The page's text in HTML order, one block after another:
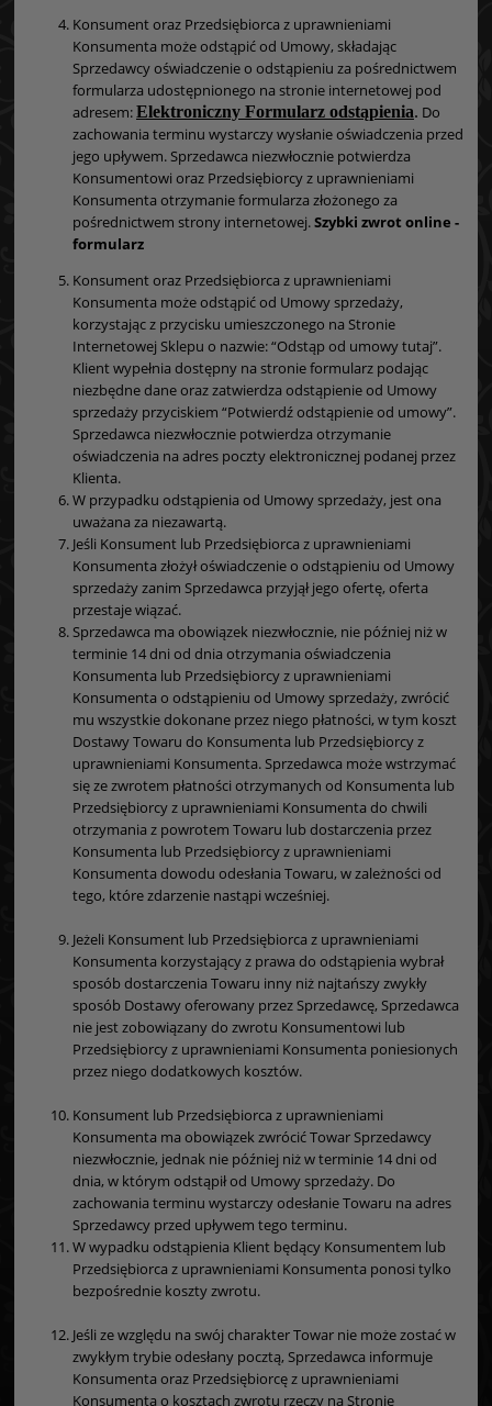
Konsument oraz Przedsiębiorca z uprawnieniami
Konsumenta może odstąpić od Umowy, składając
Sprzedawcy oświadczenie o odstąpieniu za pośrednictwem
formularza udostępnionego na stronie internetowej pod
adresem:Elektroniczny Formularz odstąpienia. Do
zachowania terminu wystarczy wysłanie oświadczenia przed
jego upływem. Sprzedawca niezwłocznie potwierdza
Konsumentowi oraz Przedsiębiorcy z uprawnieniami
Konsumenta otrzymanie formularza złożonego za
pośrednictwem strony internetowej.Szybki zwrot online -
formularz
Konsument oraz Przedsiębiorca z uprawnieniami
Konsumenta może odstąpić od Umowy sprzedaży,
korzystając z przycisku umieszczonego na Stronie
Internetowej Sklepu o nazwie: “Odstąp od umowy tutaj”.
Klient wypełnia dostępny na stronie formularz podając
niezbędne dane oraz zatwierdza odstąpienie od Umowy
sprzedaży przyciskiem “Potwierdź odstąpienie od umowy”.
Sprzedawca niezwłocznie potwierdza otrzymanie
oświadczenia na adres poczty elektronicznej podanej przez
Klienta.
W przypadku odstąpienia od Umowy sprzedaży, jest ona
uważana za niezawartą.
Jeśli Konsument lub Przedsiębiorca z uprawnieniami
Konsumenta złożył oświadczenie o odstąpieniu od Umowy
sprzedaży zanim Sprzedawca przyjął jego ofertę, oferta
przestaje wiązać.
Sprzedawca ma obowiązek niezwłocznie, nie później niż w
terminie 14 dni od dnia otrzymania oświadczenia
Konsumenta lub Przedsiębiorcy z uprawnieniami
Konsumenta o odstąpieniu od Umowy sprzedaży, zwrócić
mu wszystkie dokonane przez niego płatności, w tym koszt
Dostawy Towaru do Konsumenta lub Przedsiębiorcy z
uprawnieniami Konsumenta. Sprzedawca może wstrzymać
się ze zwrotem płatności otrzymanych od Konsumenta lub
Przedsiębiorcy z uprawnieniami Konsumenta do chwili
otrzymania z powrotem Towaru lub dostarczenia przez
Konsumenta lub Przedsiębiorcy z uprawnieniami
Konsumenta dowodu odesłania Towaru, w zależności od
tego, które zdarzenie nastąpi wcześniej.
Jeżeli Konsument lub Przedsiębiorca z uprawnieniami
Konsumenta korzystający z prawa do odstąpienia wybrał
sposób dostarczenia Towaru inny niż najtańszy zwykły
sposób Dostawy oferowany przez Sprzedawcę, Sprzedawca
nie jest zobowiązany do zwrotu Konsumentowi lub
Przedsiębiorcy z uprawnieniami Konsumenta poniesionych
przez niego dodatkowych kosztów.
Konsument lub Przedsiębiorca z uprawnieniami
Konsumenta ma obowiązek zwrócić Towar Sprzedawcy
niezwłocznie, jednak nie później niż w terminie 14 dni od
dnia, w którym odstąpił od Umowy sprzedaży. Do
zachowania terminu wystarczy odesłanie Towaru na adres
Sprzedawcy przed upływem tego terminu.
W wypadku odstąpienia Klient będący Konsumentem lub
Przedsiębiorca z uprawnieniami Konsumenta ponosi tylko
bezpośrednie koszty zwrotu.
Jeśli ze względu na swój charakter Towar nie może zostać w
zwykłym trybie odesłany pocztą, Sprzedawca informuje
Konsumenta oraz Przedsiębiorcę z uprawnieniami
Konsumenta o kosztach zwrotu rzeczy na Stronie